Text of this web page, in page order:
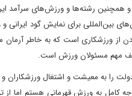
همچنین رشته‌ها و ورزش‌های سرآمد
بین‌المللی برای نمایش گود ایرانی
از ورزشکاری است که به خاطر
مهم مسئولان ورزش است.
را به معیشت و اشتغال ورزشکاران
کامل به ورزش قهرمانی هستم